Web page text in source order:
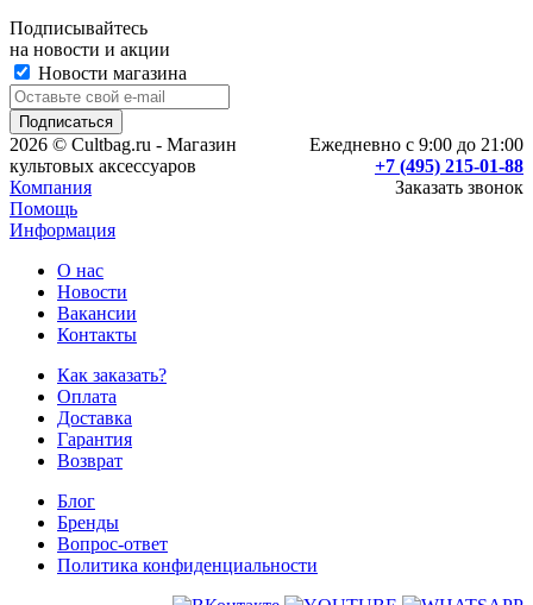
Подписывайтесь
на новости и акции
Новости магазина
Ежедневно с 9:00 до 21:00
+7 (495) 215-01-88
Заказать звонок
2026 © Cultbag.ru - Магазин
культовых аксессуаров
Компания
Помощь
Информация
О нас
Новости
Вакансии
Контакты
Как заказать?
Оплата
Доставка
Гарантия
Возврат
Блог
Бренды
Вопрос-ответ
Политика конфиденциальности